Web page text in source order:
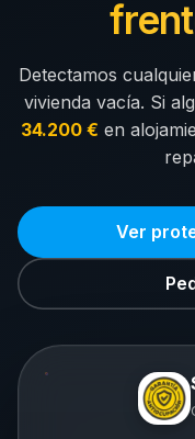
Detectamos
vivienda vacía. Si
34.200 € en
Ver